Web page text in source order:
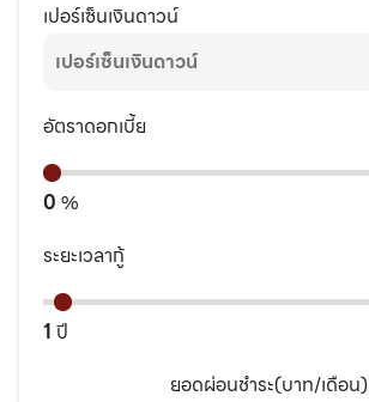
เปอร์เซ็นเงินดาวน์
อัตราดอกเบี้ย
0 %
ระยะเวลากู้
1 ปี
ยอดผ่อนชำระ(บาท/เดือน)